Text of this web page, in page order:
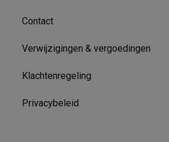
Contact
Verwijzigingen & vergoedingen
Klachtenregeling
Privacybeleid